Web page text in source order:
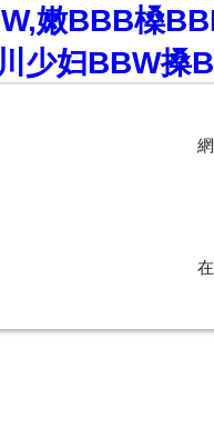
嫩BBB槡
少妇BBW搡